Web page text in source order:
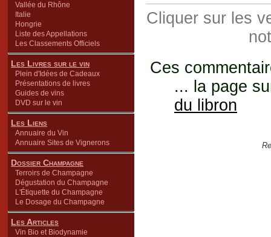
Vallée du Rhône
Italie
Hongrie
Liste des Appellations
Les Classements Officiels
Les Livres sur le vin
Plein d'Idées de Cadeaux
Présentations de livres
Guides de vins
DVD sur le vin
Les Liens
Annuaire du Vin
Annuaire Sites de Vignerons
Dossier Champagne
Terroirs de Champagne
Dégustation du Champagne
L'Étiquette du Champagne
Le Dosage du Champagne
Les Articles
Vin Bio et Biodynamie
Cliquer sur les
Ces
... la page
du libron